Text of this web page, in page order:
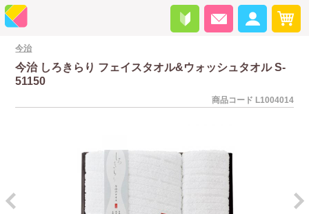
今治
今治 しろきらり フェイスタオル&ウォッシュタオル S-
51150
商品コード L1004014